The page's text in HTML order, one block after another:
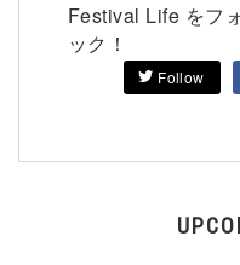
Festival Life をフ
ック！
Follow